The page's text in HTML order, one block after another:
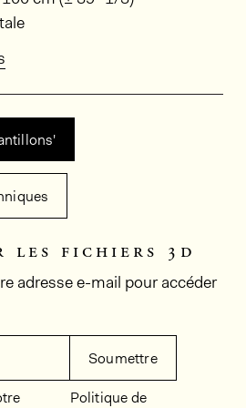
les fichiers 3d
adresse e-mail pour accéder
Soumettre
Politique de